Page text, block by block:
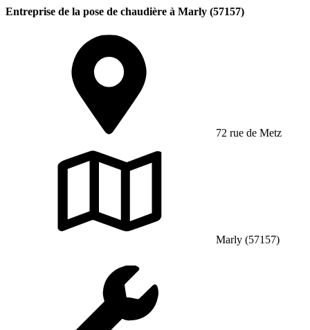
Entreprise de la pose de chaudière à Marly (57157)
72 rue de Metz
Marly (57157)